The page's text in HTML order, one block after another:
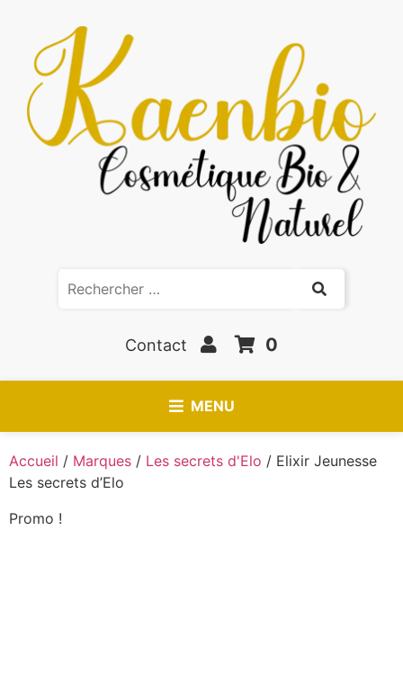
Contact 0
MENU
Accueil / Marques / Les secrets d'Elo / Elixir Jeunesse
Les secrets d’Elo
Promo !